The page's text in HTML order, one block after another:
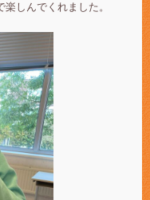
しんでくれました。